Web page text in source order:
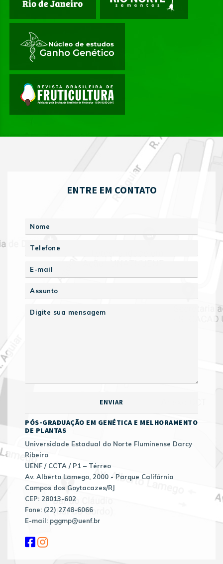
ENTRE EM CONTATO
PÓS-GRADUAÇÃO EM GENÉTICA E MELHORAMENTO
DE PLANTAS
Universidade Estadual do Norte Fluminense Darcy
Ribeiro
UENF / CCTA / P1 – Térreo
Av. Alberto Lamego, 2000 - Parque Califórnia
Campos dos Goytacazes/RJ
CEP: 28013-602
Fone: (22) 2748-6066
E-mail: pggmp@uenf.br